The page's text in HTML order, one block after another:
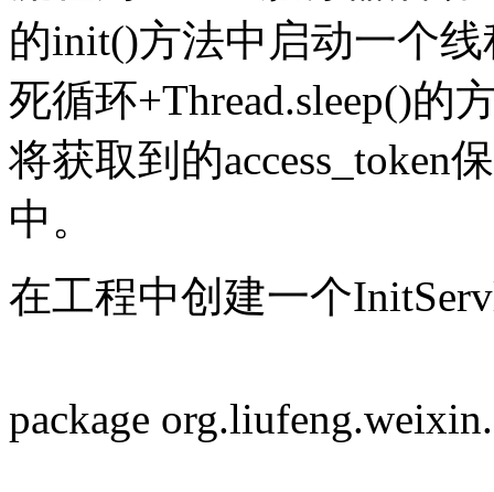
的init()方法中启动一个
死循环+Thread.sleep()的
将获取到的access_token
中。
在工程中创建一个
package